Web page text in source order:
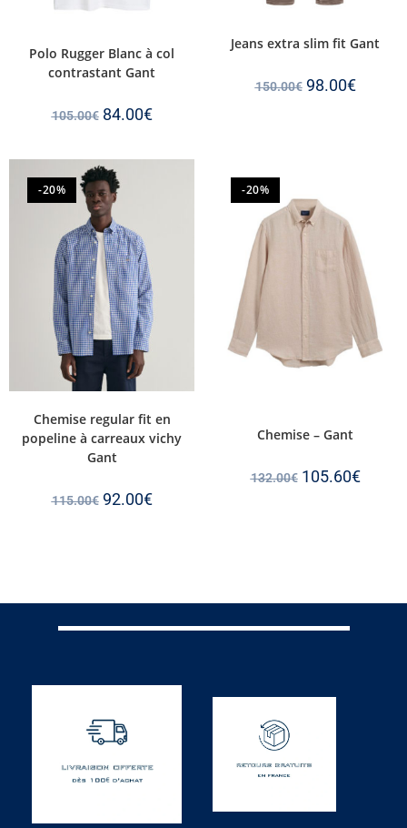
Polo Rugger Blanc à col
contrastant Gant
105.00€ 84.00€
Jeans extra slim fit Gant
150.00€ 98.00€
-20%
Chemise regular fit en
popeline à carreaux vichy
Gant
115.00€ 92.00€
-20%
Chemise – Gant
132.00€ 105.60€